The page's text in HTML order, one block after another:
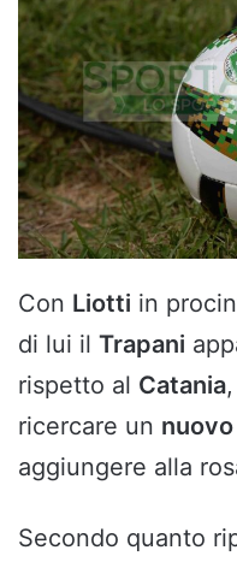
Con Liotti in
di lui il Trapani
rispetto al Catania,
ricercare un
aggiungere alla
Secondo quanto